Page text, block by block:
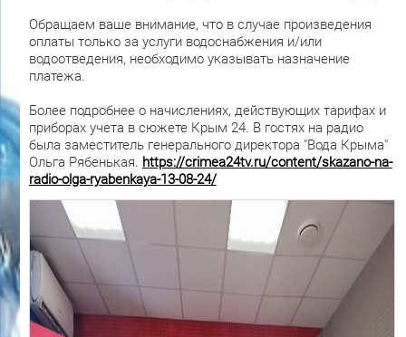
Обращаем ваше внимание, что в случае произведения
оплаты только за услуги водоснабжения и/или
водоотведения, необходимо указывать назначение
платежа.
Более подробнее о начислениях, действующих тарифах и
приборах учета в сюжете Крым 24. В гостях на радио
была заместитель генерального директора "Вода Крыма"
Ольга Рябенькая. https://crimea24tv.ru/content/skazano-na-
radio-olga-ryabenkaya-13-08-24/